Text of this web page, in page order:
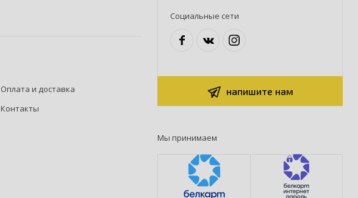
Оплата и доставка
Контакты
Социальные сети
напишите нам
Мы принимаем